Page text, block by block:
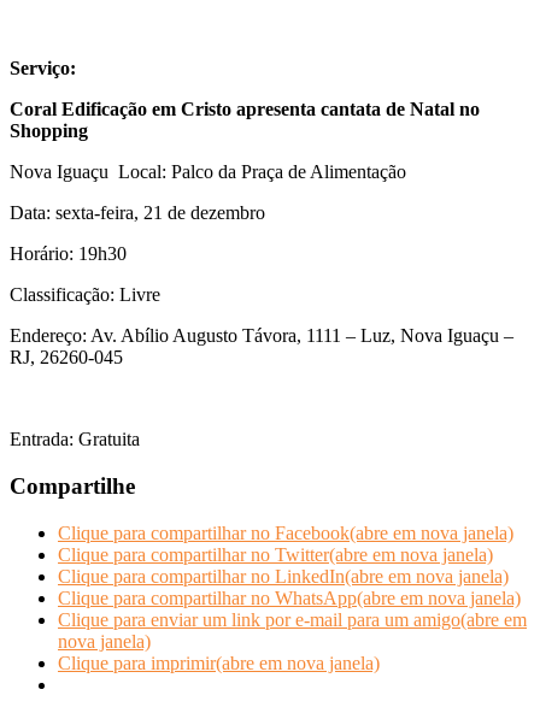
Serviço:
Coral Edificação em Cristo apresenta cantata de Natal no
Shopping
Nova Iguaçu Local: Palco da Praça de Alimentação
Data: sexta-feira, 21 de dezembro
Horário: 19h30
Classificação: Livre
Endereço: Av. Abílio Augusto Távora, 1111 – Luz, Nova Iguaçu –
RJ, 26260-045
Entrada: Gratuita
Compartilhe
Clique para compartilhar no Facebook(abre em nova janela)
Clique para compartilhar no Twitter(abre em nova janela)
Clique para compartilhar no LinkedIn(abre em nova janela)
Clique para compartilhar no WhatsApp(abre em nova janela)
Clique para enviar um link por e-mail para um amigo(abre em
nova janela)
Clique para imprimir(abre em nova janela)